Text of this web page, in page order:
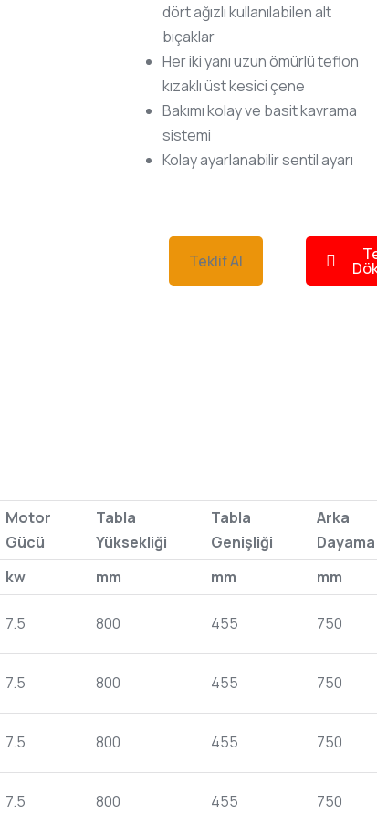
dört ağızlı kullanılabilen alt
bıçaklar
Her iki yanı uzun ömürlü teflon
kızaklı üst kesici çene
Bakımı kolay ve basit kavrama
sistemi
Kolay ayarlanabilir sentil ayarı
Teklif Al
Motor
Gücü
Tabla
Yüksekliği
Tabla
Genişliği
Arka
Dayama
kw mm mm mm
7.5 800 455 750
7.5 800 455 750
7.5 800 455 750
7.5 800 455 750